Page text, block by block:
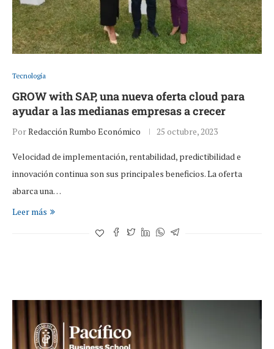
Tecnología
GROW with SAP, una nueva oferta cloud para
ayudar a las medianas empresas a crecer
PorRedacción Rumbo Económico 25 octubre, 2023
Velocidad de implementación, rentabilidad, predictibilidad e
innovación continua son sus principales beneficios. La oferta
abarca una…
Leer más